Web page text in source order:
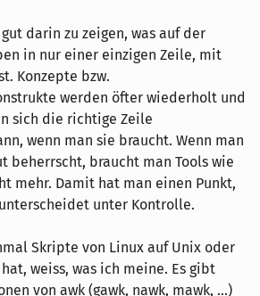
darin zu zeigen, was auf der
in nur einer einzigen Zeile, mit
Konzepte bzw.
werden öfter wiederholt und
sich die richtige Zeile
wenn man sie braucht. Wenn man
beherrscht, braucht man Tools wie
mehr. Damit hat man einen Punkt,
unter Kontrolle.
Skripte von Linux auf Unix oder
weiss, was ich meine. Es gibt
von awk (gawk, nawk, mawk, ...)